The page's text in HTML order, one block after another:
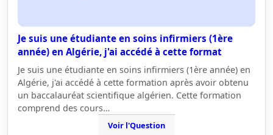
Je suis une étudiante en soins infirmiers (1ère
année) en Algérie, j'ai accédé à cette format
Je suis une étudiante en soins infirmiers (1ère année) en
Algérie, j'ai accédé à cette formation après avoir obtenu
un baccalauréat scientifique algérien. Cette formation
comprend des cours…
Voir l'Question